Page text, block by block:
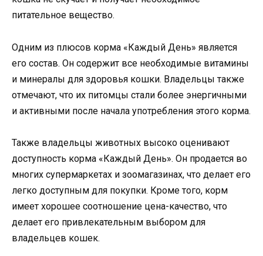
питательное вещество.
Одним из плюсов корма «Каждый День» является
его состав. Он содержит все необходимые витамины
и минералы для здоровья кошки. Владельцы также
отмечают, что их питомцы стали более энергичными
и активными после начала употребления этого корма.
Также владельцы животных высоко оценивают
доступность корма «Каждый День». Он продается во
многих супермаркетах и зоомагазинах, что делает его
легко доступным для покупки. Кроме того, корм
имеет хорошее соотношение цена-качество, что
делает его привлекательным выбором для
владельцев кошек.